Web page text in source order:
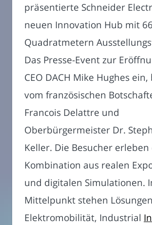
präsentierte Schneider
neuen Innovation Hub mit
Quadratmetern
Das Presse-Event zur
CEO DACH Mike Hughes
vom französischen
Francois Delattre und
Oberbürgermeister Dr.
Keller. Die Besucher erleben
Kombination aus realen
und digitalen Simulationen.
Mittelpunkt stehen
Elektromobilität, Industrial